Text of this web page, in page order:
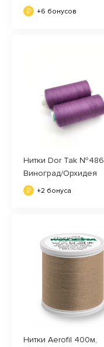
+6 бонусов
Нитки Dor Tak №486
Виноград/Орхидея
+2 бонуса
Нитки Aerofil 400м,